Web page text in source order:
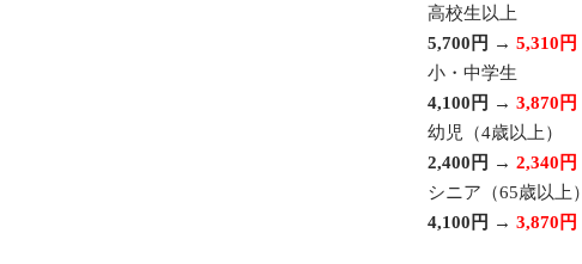
高校生以上
5,700円 → 5,310円
小・中学生
4,100円 → 3,870円
幼児（4歳以上）
2,400円 → 2,340円
シニア（65歳以上）
4,100円 → 3,870円